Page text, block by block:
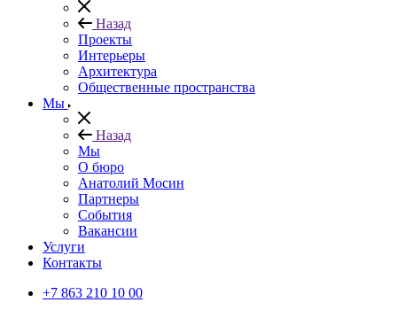
Назад
Проекты
Интерьеры
Архитектура
Общественные пространства
Мы
Назад
Мы
О бюро
Анатолий Мосин
Партнеры
События
Вакансии
Услуги
Контакты
+7 863 210 10 00